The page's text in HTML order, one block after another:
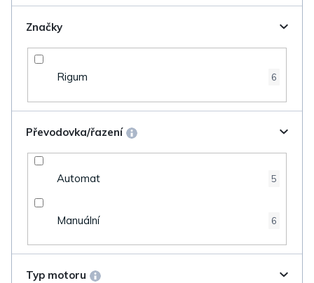
Značky
Rigum 6
Převodovka/řazení
Automat 5
Manuální 6
Typ motoru